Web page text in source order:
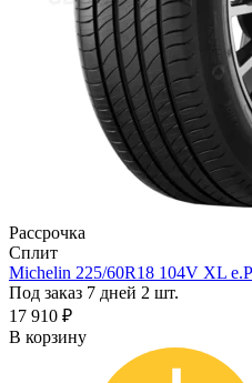
Рассрочка
Сплит
Michelin 225/60R18 104V XL
Под заказ 7 дней 2 шт.
17 910 ₽
В корзину